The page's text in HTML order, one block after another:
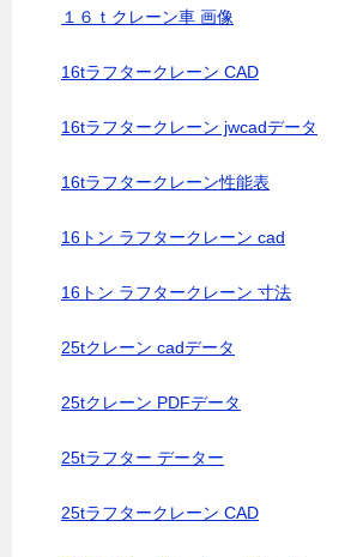
１６ｔクレーン車 画像
16tラフタークレーン CAD
16tラフタークレーン jwcadデータ
16tラフタークレーン性能表
16トン ラフタークレーン cad
16トン ラフタークレーン 寸法
25tクレーン cadデータ
25tクレーン PDFデータ
25tラフター データー
25tラフタークレーン CAD